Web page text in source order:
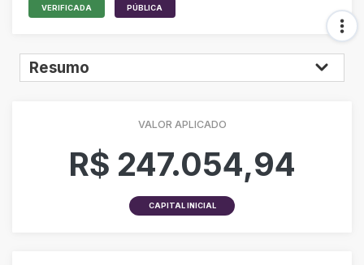
VERIFICADA PÚBLICA
VALOR APLICADO
R$ 247.054,94
CAPITAL INICIAL